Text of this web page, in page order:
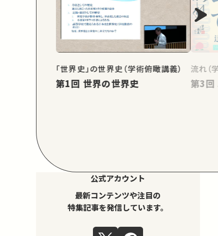
「世界史」の世界史（学術俯瞰講義）
第1回 世界の世界史
流れ（
公式アカウント
最新コンテンツや注目の
特集記事を発信しています。